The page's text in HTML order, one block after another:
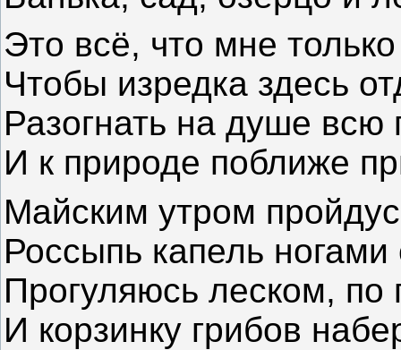
Это всё, что мне
Чтобы изредка здесь
Разогнать на душе всю
И к природе поближе
Майским утром
Россыпь капель
Прогуляюсь леском, по
И корзинку грибов